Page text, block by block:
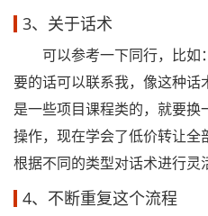
3、关于话术
可以参考一下同行，比如
要的话可以联系我，像这种
是一些项目课程类的，就要
操作，现在学会了低价转让
根据不同的类型对话术进行灵
4、不断重复这个流程